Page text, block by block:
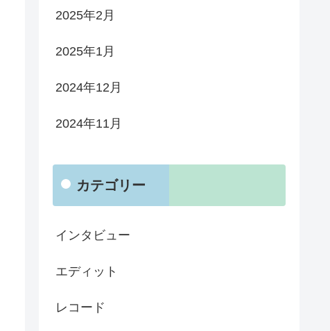
2025年2月
2025年1月
2024年12月
2024年11月
カテゴリー
インタビュー
エディット
レコード